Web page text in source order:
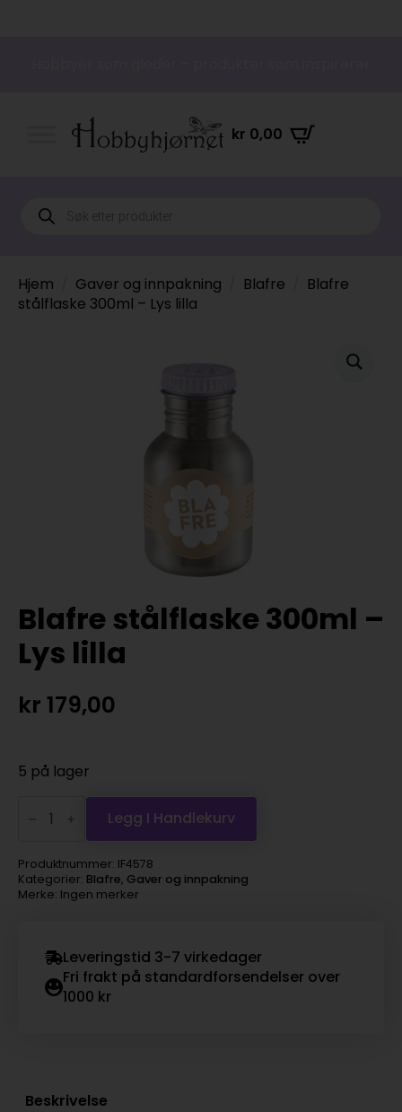
kr 0,00
Products
search
Hjem Gaver og innpakning Blafre
Blafre
stålflaske 300ml – Lys lilla
Blafre stålflaske 300ml –
Lys lilla
kr 179,00
5 på lager
stålflaske
300ml
Lys
lilla
antall
Legg I Handlekurv
Produktnummer: IF4578
Kategorier: Blafre, Gaver og innpakning
Merke: Ingen merker
Leveringstid 3-7 virkedager
Fri frakt på standardforsendelser over
1000 kr
Beskrivelse